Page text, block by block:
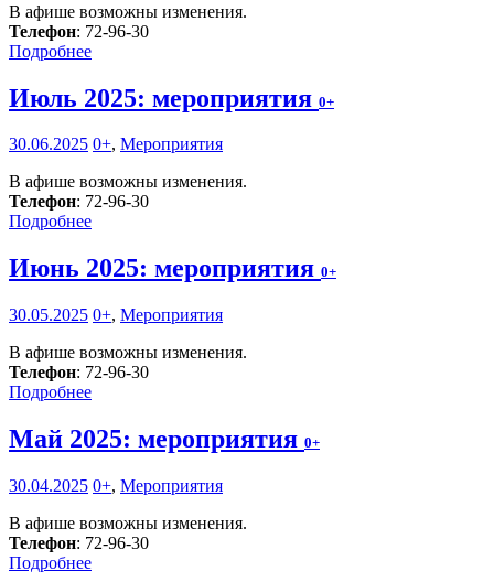
В афише возможны изменения.
Телефон: 72-96-30
Подробнее
Июль 2025: мероприятия 0+
30.06.2025 0+, Мероприятия
В афише возможны изменения.
Телефон: 72-96-30
Подробнее
Июнь 2025: мероприятия 0+
30.05.2025 0+, Мероприятия
В афише возможны изменения.
Телефон: 72-96-30
Подробнее
Май 2025: мероприятия 0+
30.04.2025 0+, Мероприятия
В афише возможны изменения.
Телефон: 72-96-30
Подробнее